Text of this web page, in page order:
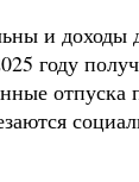
и доходы
году